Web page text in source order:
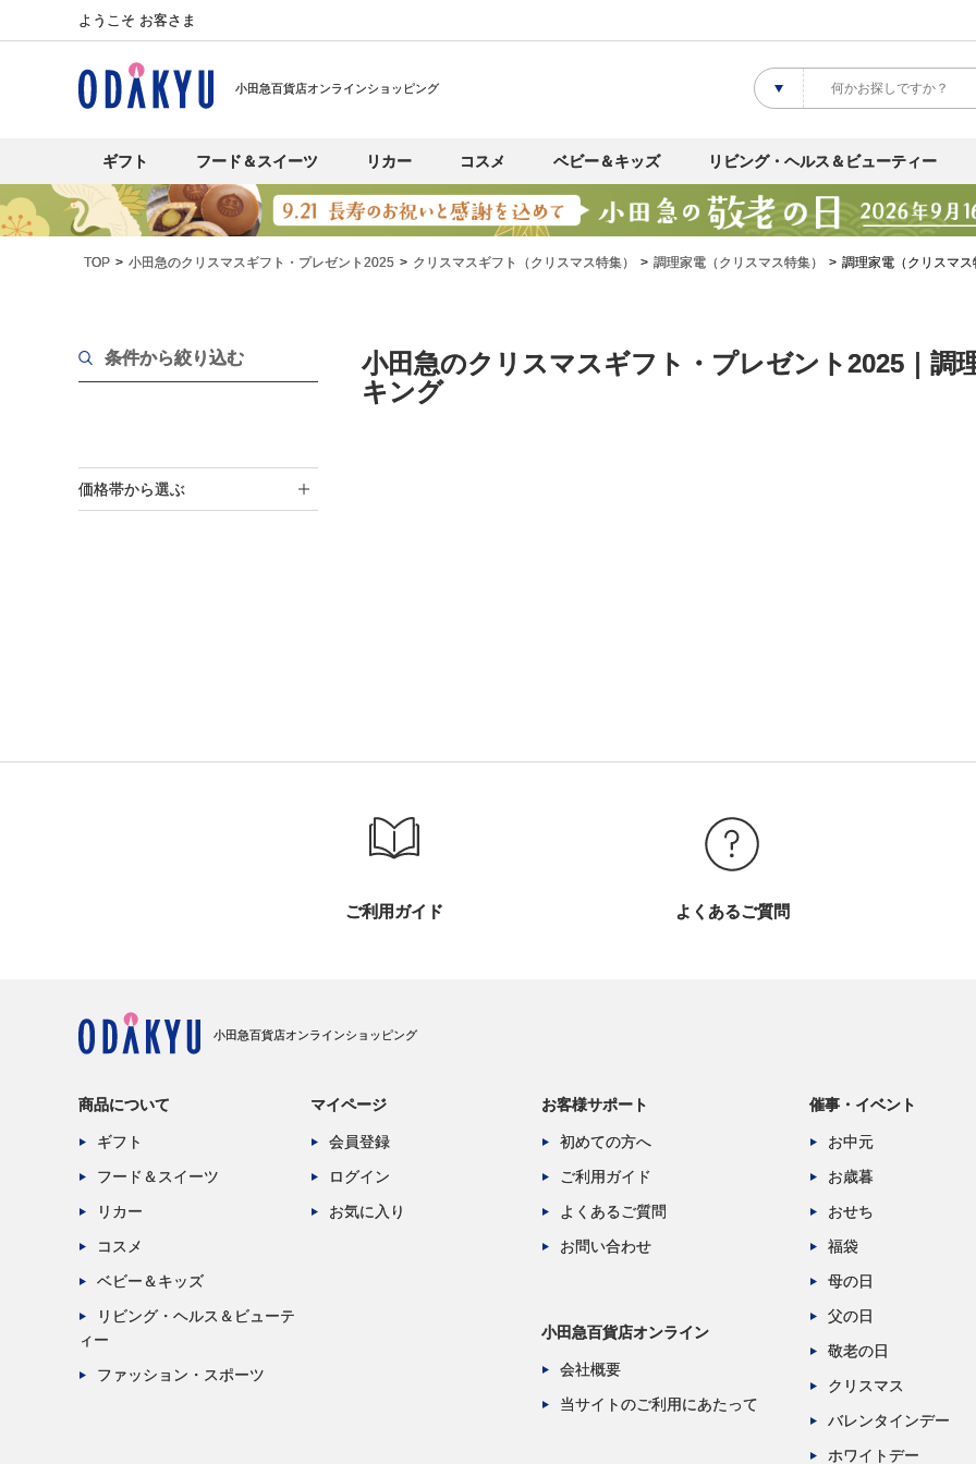
ようこそ お客さま
小田急百貨店オンラインショッピング
ギフト フード＆スイーツ リカー コスメ ベビー＆キッズ リビング・ヘルス＆ビューティー
TOP 小田急のクリスマスギフト・プレゼント2025 クリスマスギフト（クリスマス特集） 調理家電（クリスマス特集） 調理家電（クリスマ
条件から絞り込む
価格帯から選ぶ
小田急のクリスマスギフト・プレゼント2025｜調
キング
ご利用ガイド よくあるご質問
小田急百貨店オンラインショッピング
商品について
ギフト
フード＆スイーツ
リカー
コスメ
ベビー＆キッズ
リビング・ヘルス＆ビューテ
ィー
ファッション・スポーツ
マイページ
会員登録
ログイン
お気に入り
お客様サポート
初めての方へ
ご利用ガイド
よくあるご質問
お問い合わせ
小田急百貨店オンライン
会社概要
当サイトのご利用にあたって
催事・イベント
お中元
お歳暮
おせち
福袋
母の日
父の日
敬老の日
クリスマス
バレンタインデー
ホワイトデー